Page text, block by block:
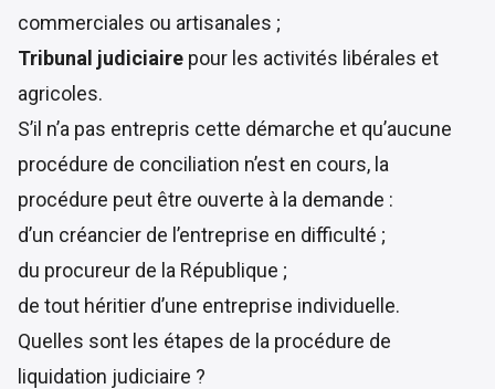
commerciales ou artisanales ;
Tribunal judiciaire pour les activités libérales et
agricoles.
S’il n’a pas entrepris cette démarche et qu’aucune
procédure de conciliation n’est en cours, la
procédure peut être ouverte à la demande :
d’un créancier de l’entreprise en difficulté ;
du procureur de la République ;
de tout héritier d’une entreprise individuelle.
Quelles sont les étapes de la procédure de
liquidation judiciaire ?